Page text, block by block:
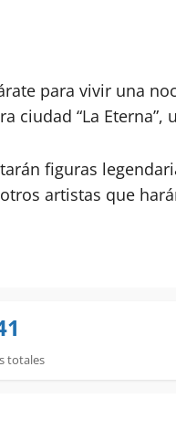
para vivir una
ciudad “La
figuras
artistas que
totales